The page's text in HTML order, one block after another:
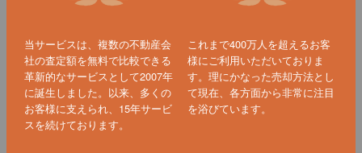
当サービスは、複数の不動産会
社の査定額を無料で比較できる
革新的なサービスとして2007年
に誕生しました。以来、多くの
お客様に支えられ、15年サービ
スを続けております。
これまで400万人を超えるお客
様にご利用いただいておりま
す。理にかなった売却方法とし
て現在、各方面から非常に注目
を浴びています。